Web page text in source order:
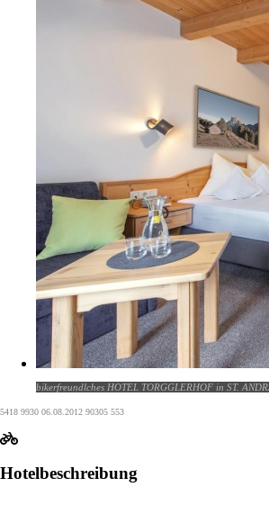
bikerfreundlches HOTEL TORGGLERHOF in ST.
5418 9930 06.08.2012 90305 553
Hotelbeschreibung